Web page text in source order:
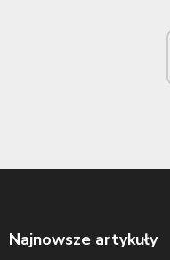
Najnowsze artykuły